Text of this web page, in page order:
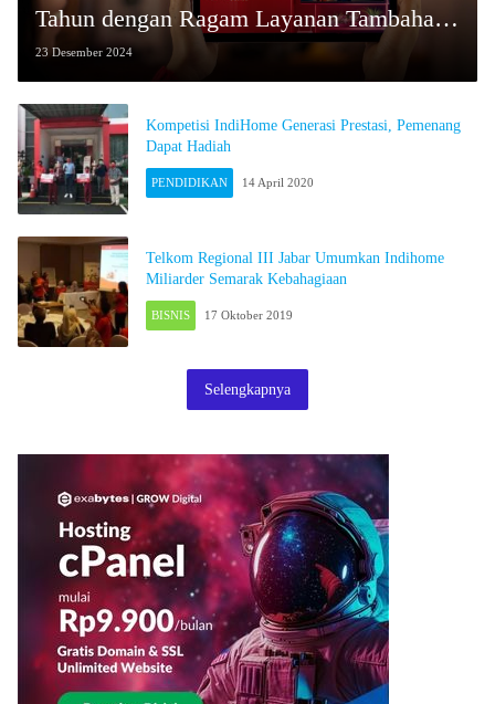
Tahun dengan Ragam Layanan Tambahan
IndiHome dari Telkomsel
23 Desember 2024
Kompetisi IndiHome Generasi Prestasi, Pemenang
Dapat Hadiah
PENDIDIKAN 14 April 2020
Telkom Regional III Jabar Umumkan Indihome
Miliarder Semarak Kebahagiaan
BISNIS 17 Oktober 2019
Selengkapnya